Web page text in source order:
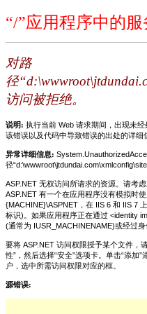
“/”应用程序中的服
对路
径
访问被拒绝。
说明: 执行当前 Web 请求期间，出现未
该错误以及代码中导致错误的出处的详细
异常详细信息:
径
ASP.NET 无权访问所请求的资源。请考
ASP.NET 有一个在应用程序没有模拟时
{MACHINE}\ASPNET，在 IIS 6 和 IIS 7
标识)。如果应用程序正在通过 <identity
(通常为 IUSR_MACHINENAME)或经过身
要将 ASP.NET 访问权限授予某个文件，
性”，然后选择“安全”选项卡。单击“添加
户，选中所需访问权限对应的框。
源错误: